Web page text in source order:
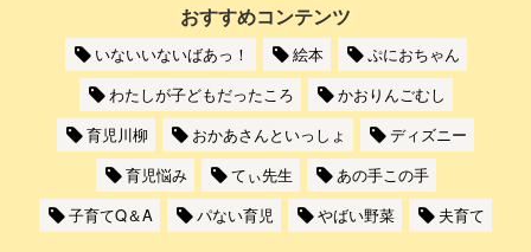
おすすめコンテンツ
いないいないばあっ！ 絵本
ぷにおちゃん
わたしが子どもだったころ
かおりんごむし
育児川柳
おかあさんといっしょ
ディズニー
育児悩み
てぃ先生
あの手この手
子育てQ＆A
パない育児 やばい野菜 夫育て